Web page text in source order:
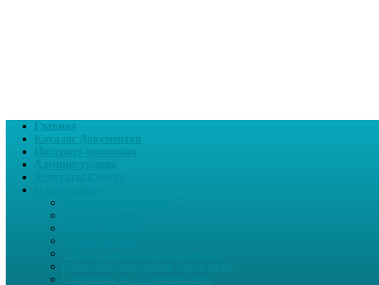
Главная
Каталог Документов